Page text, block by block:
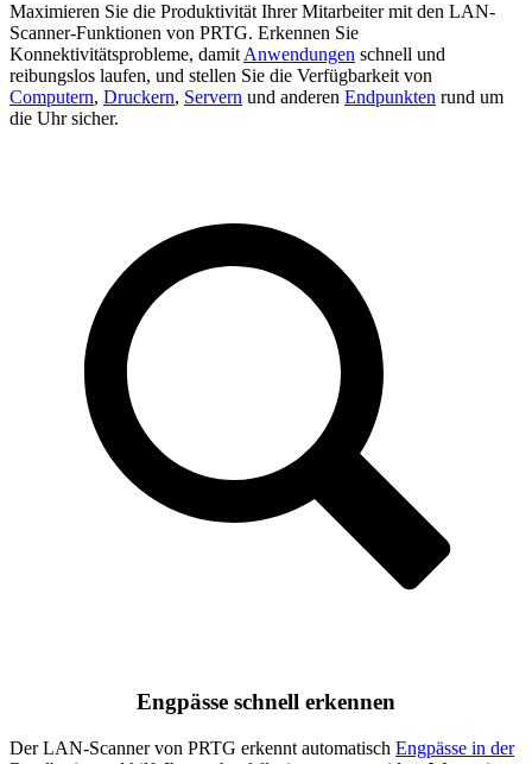
Maximieren Sie die Produktivität Ihrer Mitarbeiter mit den LAN-
Scanner-Funktionen von PRTG. Erkennen Sie
Konnektivitätsprobleme, damit Anwendungen schnell und
reibungslos laufen, und stellen Sie die Verfügbarkeit von
Computern, Druckern, Servern und anderen Endpunkten rund um
die Uhr sicher.
Engpässe schnell erkennen
Der LAN-Scanner von PRTG erkennt automatisch Engpässe in der